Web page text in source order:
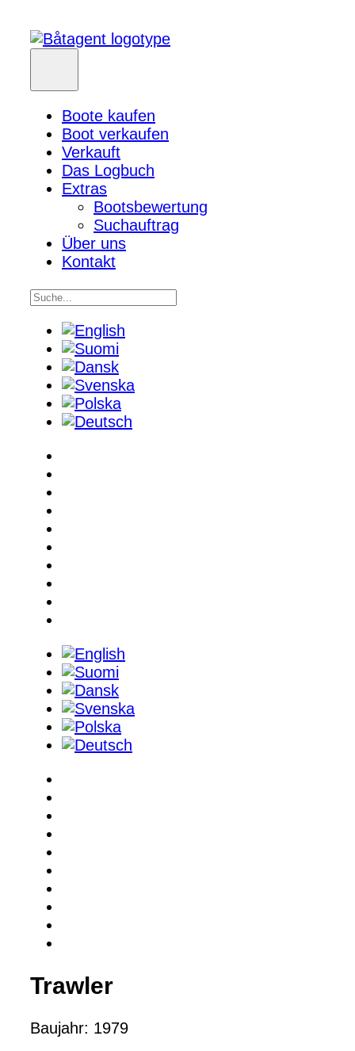
Boote kaufen
Boot verkaufen
Verkauft
Das Logbuch
Extras
Bootsbewertung
Suchauftrag
Über uns
Kontakt
Trawler
Baujahr: 1979